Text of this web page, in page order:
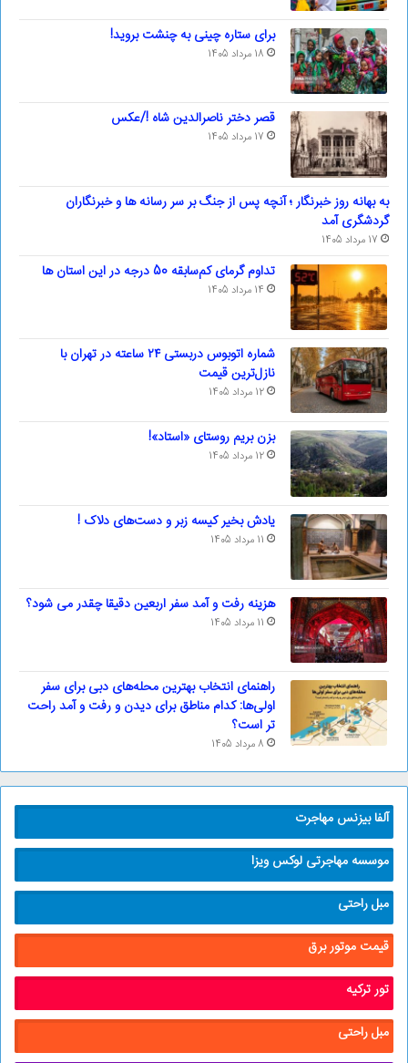
برای ستاره چینی به چنشت بروید!
18 مرداد 1405
قصر دختر ناصرالدین شاه !/عکس
17 مرداد 1405
به بهانه روز خبرنگار ؛ آنچه پس از جنگ بر سر رسانه ها و خبرنگاران
گردشگری آمد
17 مرداد 1405
تداوم گرمای کم‌سابقه 50 درجه در این استان ها
14 مرداد 1405
شماره اتوبوس دربستی ۲۴ ساعته در تهران با
نازل‌ترین قیمت
12 مرداد 1405
بزن بریم روستای «استاد»!
12 مرداد 1405
یادش بخیر کیسه‌ زبر و دست‌های دلاک !
11 مرداد 1405
هزینه رفت و آمد سفر اربعین دقیقا چقدر می شود؟
11 مرداد 1405
راهنمای انتخاب بهترین محله‌های دبی برای سفر
اولی‌ها: کدام مناطق برای دیدن و رفت و آمد راحت
تر است؟
8 مرداد 1405
آلفا بیزنس مهاجرت
موسسه مهاجرتی لوکس ویزا
مبل راحتی
قیمت موتور برق
تور ترکیه
مبل راحتی